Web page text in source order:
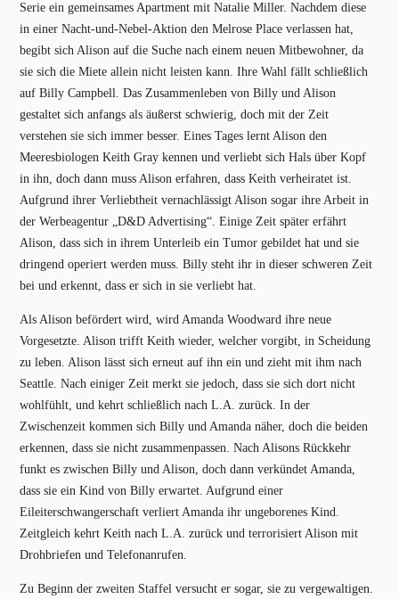
Serie ein gemeinsames Apartment mit Natalie Miller. Nachdem diese
in einer Nacht-und-Nebel-Aktion den Melrose Place verlassen hat,
begibt sich Alison auf die Suche nach einem neuen Mitbewohner, da
sie sich die Miete allein nicht leisten kann. Ihre Wahl fällt schließlich
auf Billy Campbell. Das Zusammenleben von Billy und Alison
gestaltet sich anfangs als äußerst schwierig, doch mit der Zeit
verstehen sie sich immer besser. Eines Tages lernt Alison den
Meeresbiologen Keith Gray kennen und verliebt sich Hals über Kopf
in ihn, doch dann muss Alison erfahren, dass Keith verheiratet ist.
Aufgrund ihrer Verliebtheit vernachlässigt Alison sogar ihre Arbeit in
der Werbeagentur „D&D Advertising“. Einige Zeit später erfährt
Alison, dass sich in ihrem Unterleib ein Tumor gebildet hat und sie
dringend operiert werden muss. Billy steht ihr in dieser schweren Zeit
bei und erkennt, dass er sich in sie verliebt hat.
Als Alison befördert wird, wird Amanda Woodward ihre neue
Vorgesetzte. Alison trifft Keith wieder, welcher vorgibt, in Scheidung
zu leben. Alison lässt sich erneut auf ihn ein und zieht mit ihm nach
Seattle. Nach einiger Zeit merkt sie jedoch, dass sie sich dort nicht
wohlfühlt, und kehrt schließlich nach L.A. zurück. In der
Zwischenzeit kommen sich Billy und Amanda näher, doch die beiden
erkennen, dass sie nicht zusammenpassen. Nach Alisons Rückkehr
funkt es zwischen Billy und Alison, doch dann verkündet Amanda,
dass sie ein Kind von Billy erwartet. Aufgrund einer
Eileiterschwangerschaft verliert Amanda ihr ungeborenes Kind.
Zeitgleich kehrt Keith nach L.A. zurück und terrorisiert Alison mit
Drohbriefen und Telefonanrufen.
Zu Beginn der zweiten Staffel versucht er sogar, sie zu vergewaltigen.